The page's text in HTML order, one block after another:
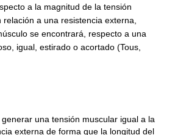
a la magnitud de la tensión
a una resistencia externa,
se encontrará, respecto a una
igual, estirado o acortado (Tous,
una tensión muscular igual a la
externa de forma que la longitud del